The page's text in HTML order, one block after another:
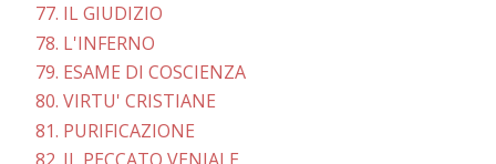
77. IL GIUDIZIO
78. L'INFERNO
79. ESAME DI COSCIENZA
80. VIRTU' CRISTIANE
81. PURIFICAZIONE